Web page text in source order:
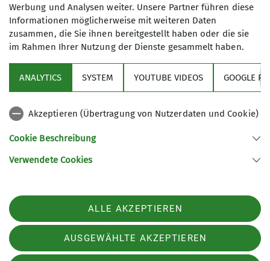
Reiseberichte Startseite
Sonnentouren rund um die Lizumer Hütte
Der"Geier"fuhr die Krallen aus, drum gingen wir
die Torspitz´ rauf.
Trotz angespannter Lawinenlage bekamen die
Waden keine Gnade!
Okay, auch etwas Bruchharsch hat´s gegeben. Das
brachte die Stimmung zum Beben.
Dank leckerem Lizumer-Hütten-Essen, gab es
Werbung und Analysen weiter. Unsere Partner führen diese
Informationen möglicherweise mit weiteren Daten
zusammen, die Sie ihnen bereitgestellt haben oder die sie
im Rahmen Ihrer Nutzung der Dienste gesammelt haben.
ANALYTICS SYSTEM YOUTUBE VIDEOS GOOGLE
Akzeptieren (Übertragung von Nutzerdaten und Cookie)
Cookie Beschreibung
Verwendete Cookies
ALLE AKZEPTIEREN
AUSGEWÄHLTE AKZEPTIEREN